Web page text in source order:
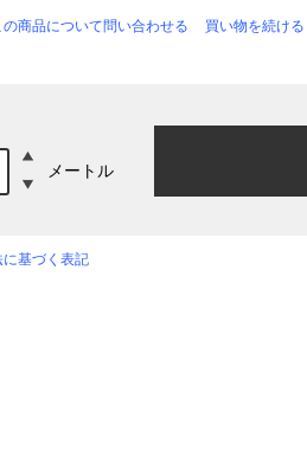
の商品について問い合わせる 買い物を続ける
メートル
基づく表記